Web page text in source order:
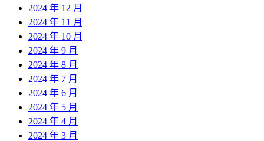
2024 年 12 月
2024 年 11 月
2024 年 10 月
2024 年 9 月
2024 年 8 月
2024 年 7 月
2024 年 6 月
2024 年 5 月
2024 年 4 月
2024 年 3 月